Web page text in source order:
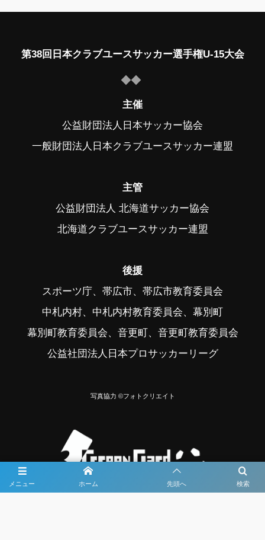
メニュー 検索
ホーム 先頭へ
第38回日本クラブユースサッカー選手権U-15大会
主催
公益財団法人日本サッカー協会
一般財団法人日本クラブユースサッカー連盟
主管
公益財団法人 北海道サッカー協会
北海道クラブユースサッカー連盟
後援
スポーツ庁、帯広市、帯広市教育委員会
中札内村、中札内村教育委員会、幕別町
幕別町教育委員会、音更町、音更町教育委員会
公益社団法人日本プロサッカーリーグ
写真協力 ©フォトクリエイト